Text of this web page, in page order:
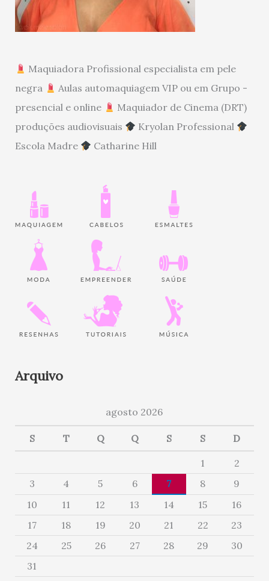
Maquiadora Profissional especialista em pele
negra
Aulas automaquiagem VIP ou em Grupo -
presencial e online
Maquiador de Cinema (DRT)
produções audiovisuais
Kryolan Professional
Escola Madre
Catharine Hill
Arquivo
agosto 2026
S T Q Q S S D
1
2
3
4 5 6 7 8
9
10
11 12 13 14 15
16
17
18 19 20 21 22
23
24
25 26 27 28 29
30
31